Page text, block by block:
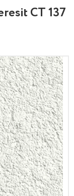
СТ 137